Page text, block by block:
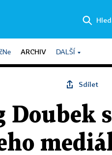
ARCHIV DALŠÍ
Sdílet
Doubek